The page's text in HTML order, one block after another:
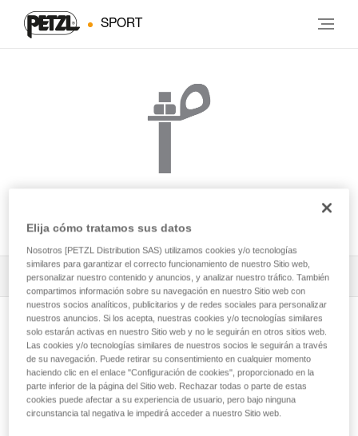
SPORT
BOLT STAINLESS
Todos los contenidos técnicos 1 Filtrar
Revisión de anclajes en roca, hielo o mixto.
Elija cómo tratamos sus datos
Nosotros [PETZL Distribution SAS) utilizamos cookies y/o tecnologías
similares para garantizar el correcto funcionamiento de nuestro Sitio web,
personalizar nuestro contenido y anuncios, y analizar nuestro tráfico. También
compartimos información sobre su navegación en nuestro Sitio web con
nuestros socios analíticos, publicitarios y de redes sociales para personalizar
nuestros anuncios. Si los acepta, nuestras cookies y/o tecnologías similares
solo estarán activas en nuestro Sitio web y no le seguirán en otros sitios web.
Las cookies y/o tecnologías similares de nuestros socios le seguirán a través
de su navegación. Puede retirar su consentimiento en cualquier momento
haciendo clic en el enlace "Configuración de cookies", proporcionado en la
parte inferior de la página del Sitio web. Rechazar todas o parte de estas
cookies puede afectar a su experiencia de usuario, pero bajo ninguna
circunstancia tal negativa le impedirá acceder a nuestro Sitio web.